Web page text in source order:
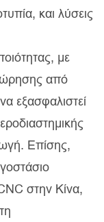
και λύσεις
με
από
εξασφαλιστεί
Επίσης,
στην Κίνα,